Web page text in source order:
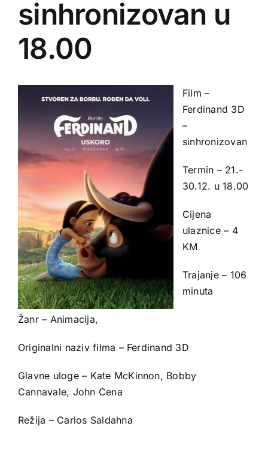
sinhronizovan u
18.00
Film –
Ferdinand 3D
–
sinhronizovan
Termin – 21.-
30.12. u 18.00
Cijena
ulaznice – 4
KM
Trajanje – 106
minuta
Žanr – Animacija,
Originalni naziv filma – Ferdinand 3D
Glavne uloge – Kate McKinnon, Bobby
Cannavale, John Cena
Režija – Carlos Saldahna